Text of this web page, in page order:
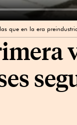
que en la era